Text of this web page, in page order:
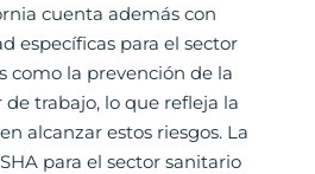
cuenta además con
específicas para el sector
como la prevención de la
trabajo, lo que refleja la
alcanzar estos riesgos. La
para el sector sanitario